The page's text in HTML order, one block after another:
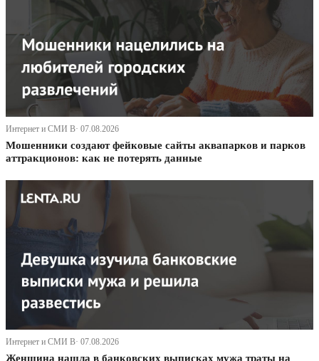
Интернет и СМИ В· 07.08.2026
Мошенники создают фейковые сайты аквапарков и парков
аттракционов: как не потерять данные
Интернет и СМИ В· 07.08.2026
Женщина нашла в банковских выписках мужа траты на